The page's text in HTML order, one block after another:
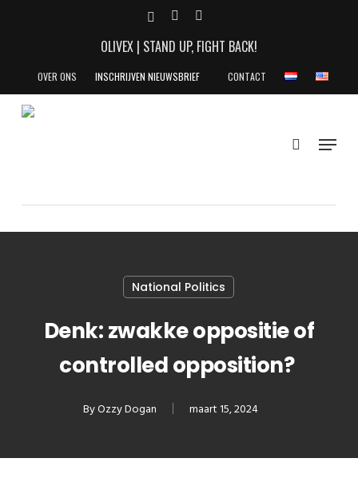
X-
YOUTUBEINSTAGRAM
OLIVEX | STAND UP, FIGHT BACK!
OVER ONS INSCHRIJVEN NIEUWSBRIEF CONTACT
Menu
National Politics
Denk: zwakke oppositie of
controlled opposition?
ByOzzy Dogan maart 15, 2024